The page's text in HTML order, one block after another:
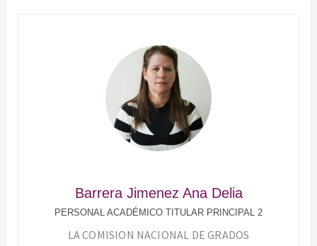
Barrera Jimenez Ana Delia
PERSONAL ACADÉMICO TITULAR PRINCIPAL 2
LA COMISION NACIONAL DE GRADOS